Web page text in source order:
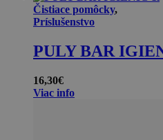
Čistiace pomôcky,
Príslušenstvo
PULY BAR
16,30€
Viac info